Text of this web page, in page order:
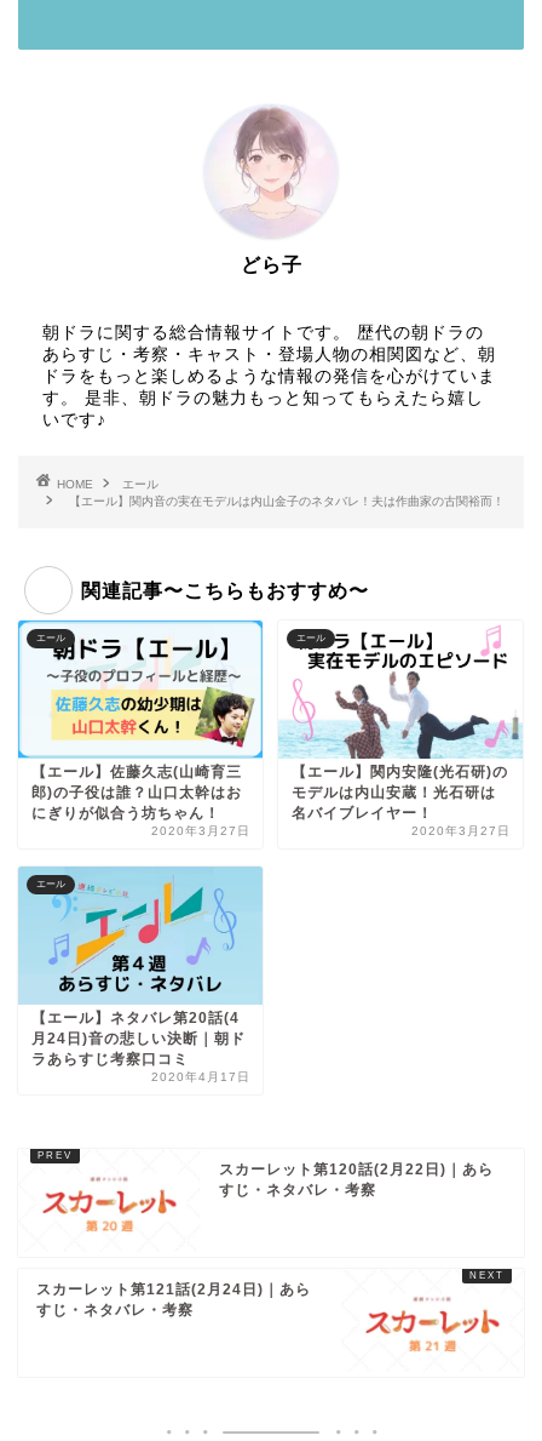
どら子
朝ドラに関する総合情報サイトです。 歴代の朝ドラの
あらすじ・考察・キャスト・登場人物の相関図など、朝
ドラをもっと楽しめるような情報の発信を心がけていま
す。 是非、朝ドラの魅力もっと知ってもらえたら嬉し
いです♪
HOME
エール
【エール】関内音の実在モデルは内山金子のネタバレ！夫は作曲家の古関裕而！
関連記事〜こちらもおすすめ〜
エール
【エール】佐藤久志(山崎育三
郎)の子役は誰？山口太幹はお
にぎりが似合う坊ちゃん！
2020年3月27日
エール
【エール】関内安隆(光石研)の
モデルは内山安蔵！光石研は
名バイブレイヤー！
2020年3月27日
エール
【エール】ネタバレ第20話(4
月24日)音の悲しい決断｜朝ド
ラあらすじ考察口コミ
2020年4月17日
スカーレット第120話(2月22日)｜あら
すじ・ネタバレ・考察
スカーレット第121話(2月24日)｜あら
すじ・ネタバレ・考察